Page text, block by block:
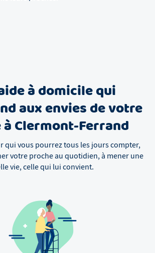
à domicile qui
aux envies de votre
Clermont-Ferrand
qui vous pourrez tous les jours compter,
votre proche au quotidien, à mener une
vie, celle qui lui convient.